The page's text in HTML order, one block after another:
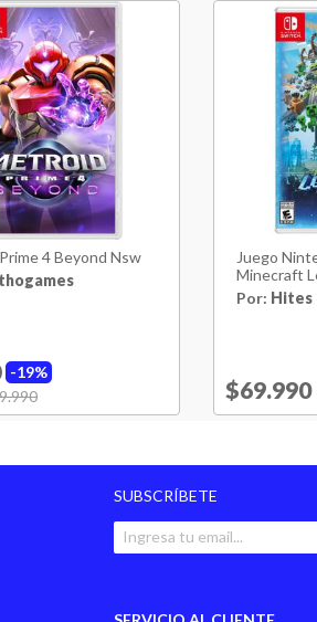
No
16.99 cm
10.49 cm
1.09 cm
0.05 kg
4 Beyond Nsw
19%
from
Juego
Minecraft
Por: Hites
Price
$69.990
SUBSCRÍBETE